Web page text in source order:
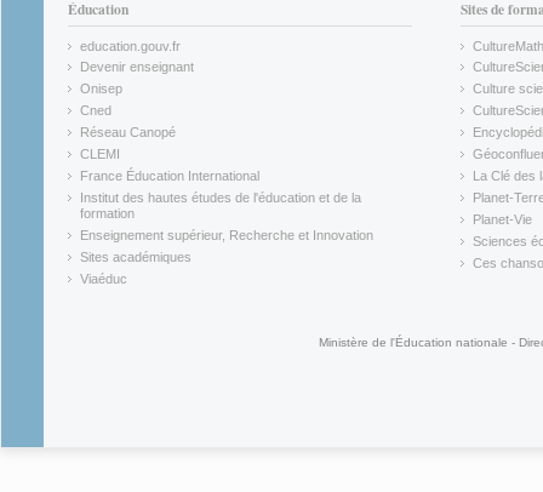
Éducation
education.gouv.fr
(link is external)
Devenir enseignant
(link is external)
Onisep
(link is external)
Cned
(link is external)
Réseau Canopé
(link is external)
CLEMI
(link is external)
France Éducation International
(link is external)
Institut des hautes études de l'éducation et de la
formation
(link is external)
Enseignement supérieur, Recherche et Innovation
(link is external)
Sites académiques
(link is external)
Viaéduc
Sites de
CultureMath
(link is
(link is
Culture
(link is
(link is
(link is
La Clé des
(link is
Planet-
(link is
Planet-Vie
(link is
Sciences
(link is
Ces
Ministère de l'Éducation nationale -